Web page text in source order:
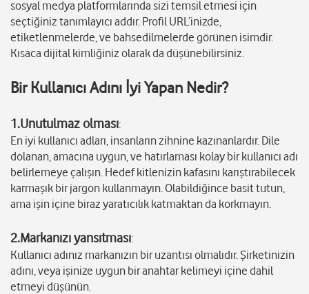
sosyal medya platformlarında sizi temsil etmesi için
seçtiğiniz tanımlayıcı addır. Profil URL’inizde,
etiketlenmelerde, ve bahsedilmelerde görünen isimdir.
Kısaca dijital kimliğiniz olarak da düşünebilirsiniz.
Bir Kullanıcı Adını İyi Yapan Nedir?
1.Unutulmaz olması:
En iyi kullanıcı adları, insanların zihnine kazınanlardır. Dile
dolanan, amacına uygun, ve hatırlaması kolay bir kullanıcı adı
belirlemeye çalışın. Hedef kitlenizin kafasını karıştırabilecek
karmaşık bir jargon kullanmayın. Olabildiğince basit tutun,
ama işin içine biraz yaratıcılık katmaktan da korkmayın.
2.Markanızı yansıtması:
Kullanıcı adınız markanızın bir uzantısı olmalıdır. Şirketinizin
adını, veya işinize uygun bir anahtar kelimeyi içine dahil
etmeyi düşünün.